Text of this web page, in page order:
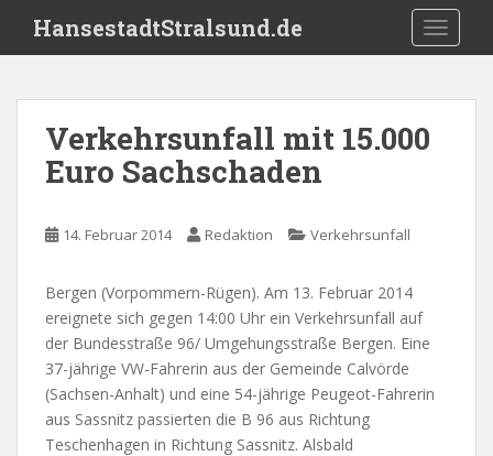
i
HansestadtStralsund.de
Verkehrsunfall mit 15.000
Euro Sachschaden
14. Februar 2014 Redaktion Verkehrsunfall
Bergen (Vorpommern-Rügen). Am 13. Februar 2014
ereignete sich gegen 14:00 Uhr ein Verkehrsunfall auf
der Bundesstraße 96/ Umgehungsstraße Bergen. Eine
37-jährige VW-Fahrerin aus der Gemeinde Calvörde
(Sachsen-Anhalt) und eine 54-jährige Peugeot-Fahrerin
aus Sassnitz passierten die B 96 aus Richtung
Teschenhagen in Richtung Sassnitz. Alsbald